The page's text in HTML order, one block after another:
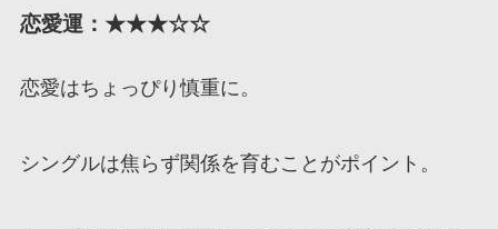
恋愛運：★★★☆☆
恋愛はちょっぴり慎重に。
シングルは焦らず関係を育むことがポイント。